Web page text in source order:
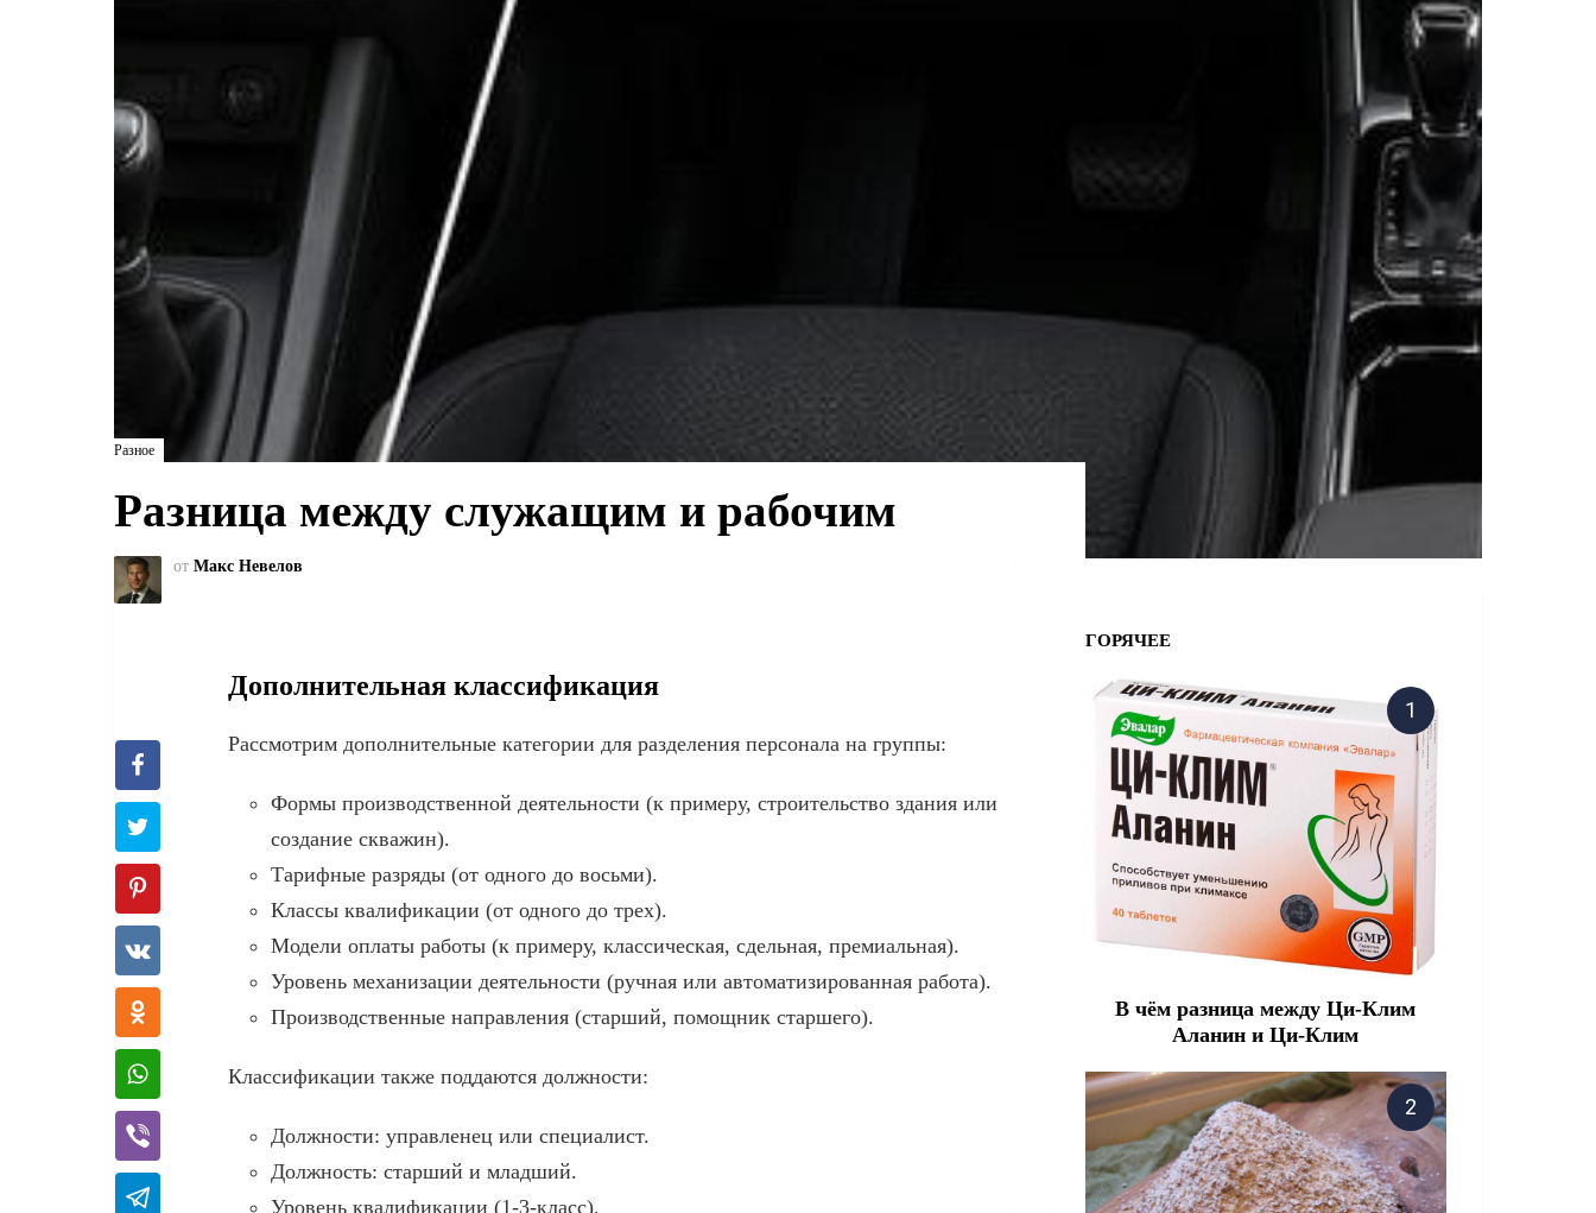
Разное
Разница между служащим и рабочим
от Макс Невелов
Дополнительная классификация
Рассмотрим дополнительные категории для разделения персонала на группы:
Формы производственной деятельности (к примеру, строительство здания или
создание скважин).
Тарифные разряды (от одного до восьми).
Классы квалификации (от одного до трех).
Модели оплаты работы (к примеру, классическая, сдельная, премиальная).
Уровень механизации деятельности (ручная или автоматизированная работа).
Производственные направления (старший, помощник старшего).
Классификации также поддаются должности:
Должности: управленец или специалист.
Должность: старший и младший.
Уровень квалификации (1-3-класс).
ГОРЯЧЕЕ
В чём разница между Ци-Клим
Аланин и Ци-Клим